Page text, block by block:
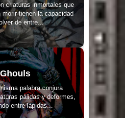
criaturas inmortales que
morir tienen la capacidad
de entre...
Ghouls
palabra conjura
pálidas y deformes,
entre lápidas...